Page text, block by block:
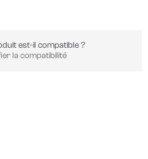
est-il compatible ?
la compatibilité